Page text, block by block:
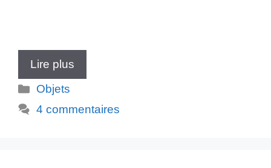
Lire plus
Catégories
Objets
4 commentaires